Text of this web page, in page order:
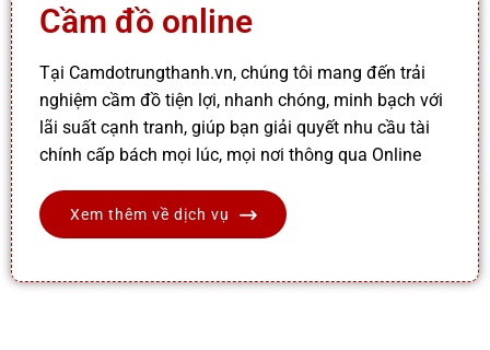
Cầm đồ online
Tại Camdotrungthanh.vn, chúng tôi mang đến trải
nghiệm cầm đồ tiện lợi, nhanh chóng, minh bạch với
lãi suất cạnh tranh, giúp bạn giải quyết nhu cầu tài
chính cấp bách mọi lúc, mọi nơi thông qua Online
Xem thêm về dịch vụ